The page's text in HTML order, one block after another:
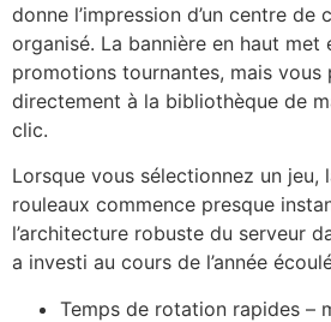
donne l’impression d’un centre de
organisé. La bannière en haut met
promotions tournantes, mais vous
directement à la bibliothèque de
clic.
Lorsque vous sélectionnez un jeu,
rouleaux commence presque
l’architecture robuste du serveur
a investi au cours de l’année
Temps de rotation rapides –